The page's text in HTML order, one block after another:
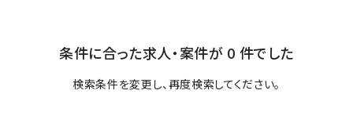
条件に合った求人・案件が 0 件でした
検索条件を変更し、再度検索してください。